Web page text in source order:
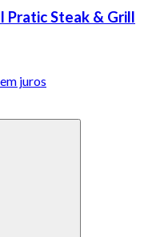
Pratic Steak & Grill
juros